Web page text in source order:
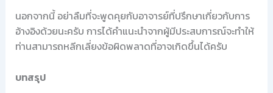
นอกจากนี้ อย่าลืมที่จะพูดคุยกับอาจารย์ที่ปรึกษาเกี่ยวกับการ
อ้างอิงด้วยนะครับ การได้คำแนะนำจากผู้มีประสบการณ์จะทำให้
ท่านสามารถหลีกเลี่ยงข้อผิดพลาดที่อาจเกิดขึ้นได้ครับ
บทสรุป